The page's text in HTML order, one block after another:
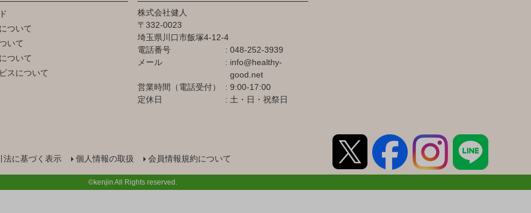
ついて
いて
ついて
スについて
株式会社健人
332-0023
埼玉県川口市飯塚4-12-4
電話番号
048-252-3939
メール
info@healthy-
good.net
営業時間（電話受付）
9:00-17:00
定休日
土・日・祝祭日
法に基づく表示 個人情報の取扱 会員情報規約について
©kenjin All Rights reserved.